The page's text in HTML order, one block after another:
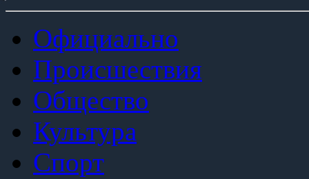
Официально
Происшествия
Общество
Культура
Спорт